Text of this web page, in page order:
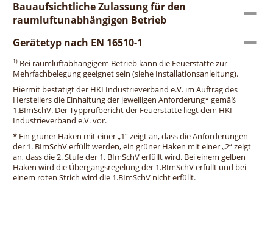
Bauaufsichtliche Zulassung für den
raumluftunabhängigen Betrieb
Gerätetyp nach EN 16510-1
1) Bei raumluftabhängigem Betrieb kann die Feuerstätte zur
Mehrfachbelegung geeignet sein (siehe Installationsanleitung).
Hiermit bestätigt der HKI Industrieverband e.V. im Auftrag des
Herstellers die Einhaltung der jeweiligen Anforderung* gemäß
1.BImSchV. Der Typprüfbericht der Feuerstätte liegt dem HKI
Industrieverband e.V. vor.
* Ein grüner Haken mit einer „1“ zeigt an, dass die Anforderungen
der 1. BImSchV erfüllt werden, ein grüner Haken mit einer „2“ zeigt
an, dass die 2. Stufe der 1. BImSchV erfüllt wird. Bei einem gelben
Haken wird die Übergangsregelung der 1.BImSchV erfüllt und bei
einem roten Strich wird die 1.BImSchV nicht erfüllt.